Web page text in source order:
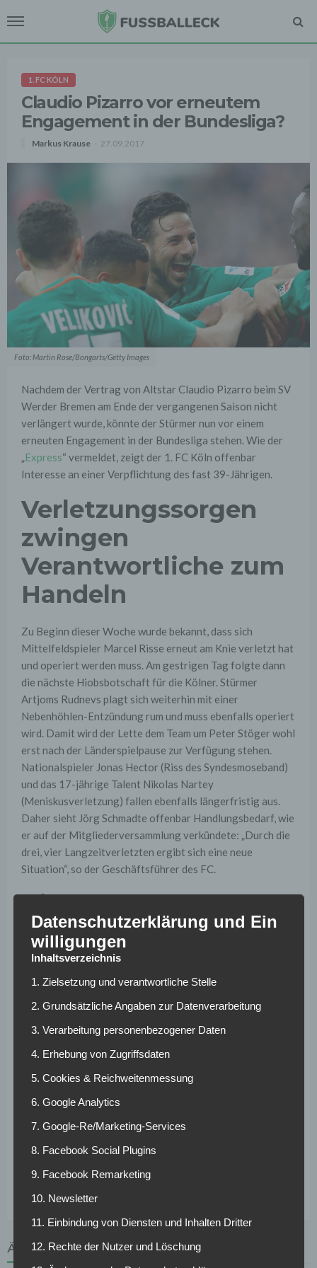
1. FC KÖLN
Claudio Pizarro vor erneutem
Engagement in der Bundesliga?
Markus Krause 27.09.2017
Foto: Martin Rose/Bongarts/Getty Images
Nachdem der Vertrag von Altstar Claudio Pizarro beim SV
Werder Bremen am Ende der vergangenen Saison nicht
verlängert wurde, könnte der Stürmer nun vor einem
erneuten Engagement in der Bundesliga stehen. Wie der
„Express“ vermeldet, zeigt der 1. FC Köln offenbar
Interesse an einer Verpflichtung des fast 39-Jährigen.
Verletzungssorgen
zwingen
Verantwortliche zum
Handeln
Zu Beginn dieser Woche wurde bekannt, dass sich
Mittelfeldspieler Marcel Risse erneut am Knie verletzt hat
und operiert werden muss. Am gestrigen Tag folgte dann
die nächste Hiobsbotschaft für die Kölner. Stürmer
Artjoms Rudnevs plagt sich weiterhin mit einer
Nebenhöhlen-Entzündung rum und muss ebenfalls operiert
wird. Damit wird der Lette dem Team um Peter Stöger wohl
erst nach der Länderspielpause zur Verfügung stehen.
Nationalspieler Jonas Hector (Riss des Syndesmoseband)
und das 17-jährige Talent Nikolas Nartey
(Meniskusverletzung) fallen ebenfalls längerfristig aus.
Daher sieht Jörg Schmadte offenbar Handlungsbedarf, wie
er auf der Mitgliederversammlung verkündete: „Durch die
drei, vier Langzeitverletzten ergibt sich eine neue
Situation“, so der Geschäftsführer des FC.
Pizarro könnte
frischen Wind in die
Offensive bringen
und befinden sich deshalb, zu Recht, auf dem letzten
Tabellenplatz. Der peruanische Nationalspieler Pizarro ist
derzeit vertragslos, nachdem er im Sommer ein Angebot
den Torjäger daher auch nach Schließung des
Transferfensters verpflichten und sofort einsetzen. Zudem
Bundesliga-Geschichte (bisher 191 Tore in 430 Spielen)
wohl zunächst den Druck von Rekordeinkauf Jhon Cordoba
nehmen, der am Rhein noch auf sein erstes Saisontor
ÄHNLICHE ARTIKEL
Datenschutzerklärung und Ein
willigungen
Inhaltsverzeichnis
1. Zielsetzung und verantwortliche Stelle
2. Grundsätzliche Angaben zur Datenverarbeitung
3. Verarbeitung personenbezogener Daten
4. Erhebung von Zugriffsdaten
5. Cookies & Reichweitenmessung
6. Google Analytics
7. Google-Re/Marketing-Services
8. Facebook Social Plugins
9. Facebook Remarketing
10. Newsletter
11. Einbindung von Diensten und Inhalten Dritter
12. Rechte der Nutzer und Löschung